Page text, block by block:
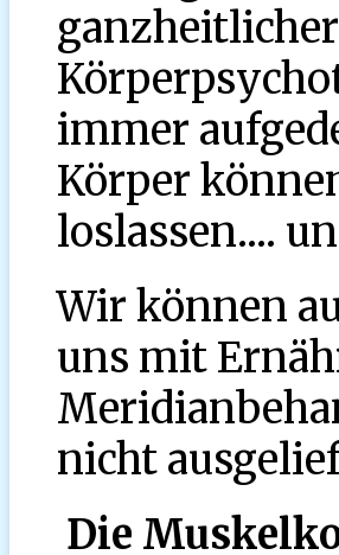
immer
Körper
loslassen....
Wir können
uns mit
nicht
Die